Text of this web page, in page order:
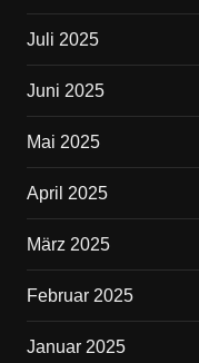
Juli 2025
Juni 2025
Mai 2025
April 2025
März 2025
Februar 2025
Januar 2025